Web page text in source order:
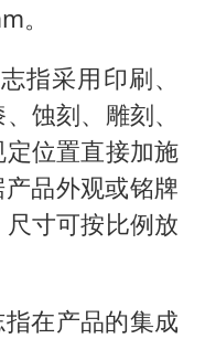
。
指采用印刷、
蚀刻、雕刻、
位置直接加施
品外观或铭牌
寸可按比例放
指在产品的集成